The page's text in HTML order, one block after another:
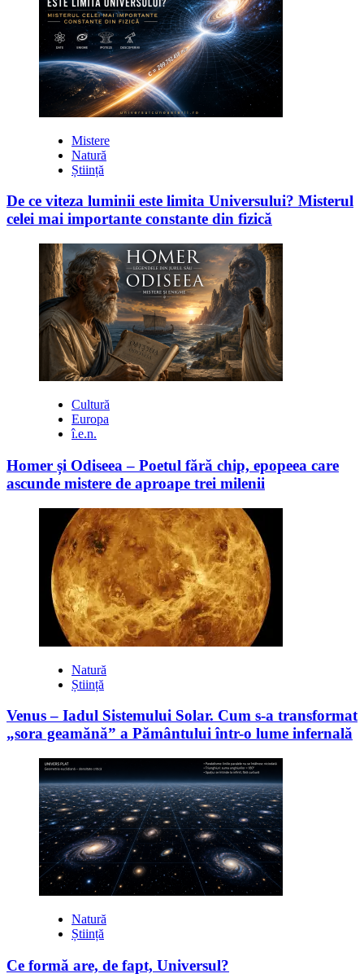
Mistere
Natură
Știință
De ce viteza luminii este limita Universului? Misterul
celei mai importante constante din fizică
Cultură
Europa
î.e.n.
Homer și Odiseea – Poetul fără chip, epopeea care
ascunde mistere de aproape trei milenii
Natură
Știință
Venus – Iadul Sistemului Solar. Cum s-a transformat
„sora geamănă” a Pământului într-o lume infernală
Natură
Știință
Ce formă are, de fapt, Universul?